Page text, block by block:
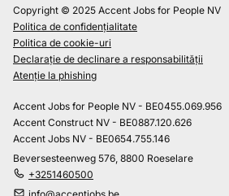
Copyright © 2025 Accent Jobs for People NV
Politica de confidențialitate
Politica de cookie-uri
Declarație de declinare a responsabilității
Atenție la phishing
Accent Jobs for People NV - BE0455.069.956
Accent Construct NV - BE0887.120.626
Accent Jobs NV - BE0654.755.146
Beversesteenweg 576, 8800 Roeselare
+3251460500